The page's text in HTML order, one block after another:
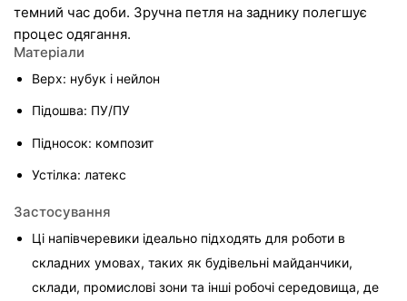
темний час доби. Зручна петля на заднику полегшує
процес одягання.
Матеріали
Верх: нубук і нейлон
Підошва: ПУ/ПУ
Підносок: композит
Устілка: латекс
Застосування
Ці напівчеревики ідеально підходять для роботи в
складних умовах, таких як будівельні майданчики,
склади, промислові зони та інші робочі середовища, де